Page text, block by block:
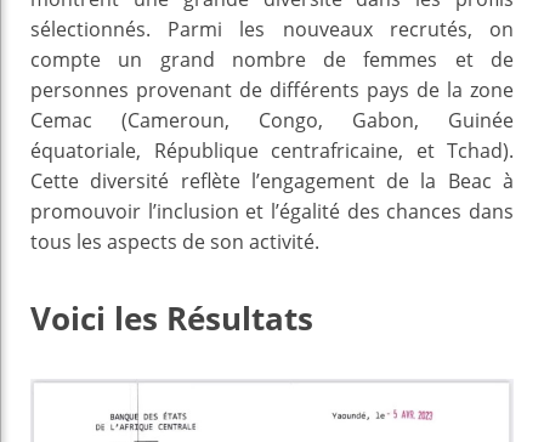
sélectionnés. Parmi les nouveaux recrutés, on
compte un grand nombre de femmes et de
personnes provenant de différents pays de la zone
Cemac (Cameroun, Congo, Gabon, Guinée
équatoriale, République centrafricaine, et Tchad).
Cette diversité reflète l’engagement de la Beac à
promouvoir l’inclusion et l’égalité des chances dans
tous les aspects de son activité.
Voici les Résultats